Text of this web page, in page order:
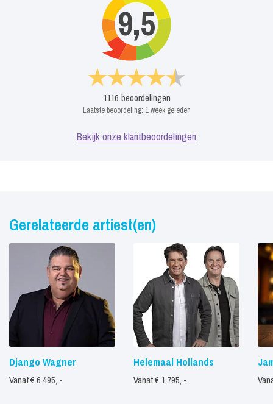
9,5
1116 beoordelingen
Laatste beoordeling: 1 week geleden
Bekijk onze klantbeoordelingen
Gerelateerde artiest(en)
Django Wagner
Vanaf € 6.495, -
Helemaal Hollands
Vanaf € 1.795, -